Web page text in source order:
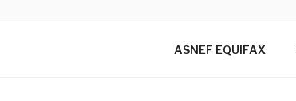
ASNEF EQUIFAX